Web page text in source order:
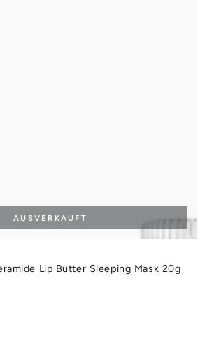
Lip Butter Sleeping Mask 20g
AUSVERKAUFT